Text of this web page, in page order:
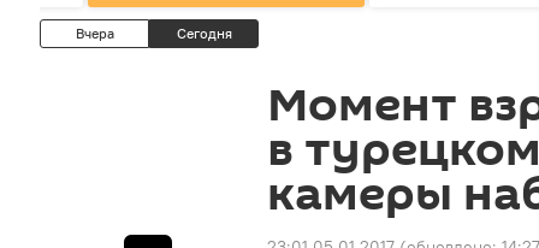
Вчера Сегодня
Момент
в
камеры